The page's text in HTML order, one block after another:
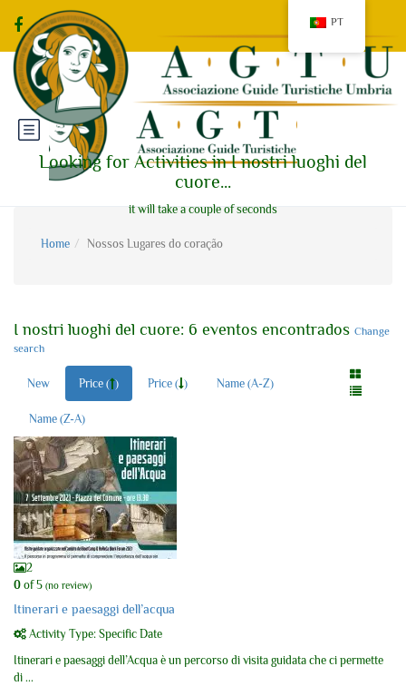
Looking for Activities in I nostri luoghi del
cuore...
it will take a couple of seconds
Home Nossos Lugares do coração
I nostri luoghi del cuore: 6 eventos encontrados Change
search
New Price ( ) Price ( ) Name (A-Z)
Name (Z-A)
2
0 of 5 (no review)
Itinerari e paesaggi dell’acqua
Activity Type: Specific Date
Itinerari e paesaggi dell’Acqua è un percorso di visita guidata che ci permette
di ...
PT